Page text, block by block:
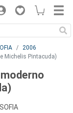
2006
Michelis Pintacuda)